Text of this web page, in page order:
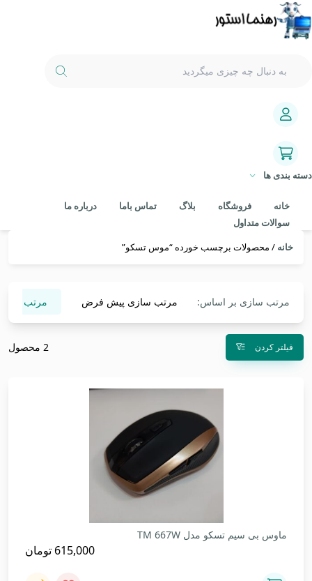
دسته بندی ها
خانه فروشگاه بلاگ تماس باما
درباره ما
سوالات متداول
خانه / محصولات برچسب خورده “موس تسکو”
مرتب سازی بر اساس: مرتب سازی پیش فرض مرتب
فیلتر کردن 2 محصول
ماوس بی سیم تسکو مدل TM 667W
615,000 تومان